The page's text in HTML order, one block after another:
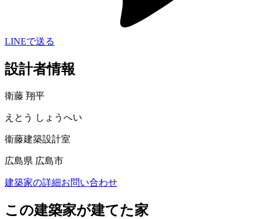
LINEで送る
設計者情報
衛藤 翔平
えとう しょうへい
衞藤建築設計室
広島県 広島市
建築家の詳細お問い合わせ
この建築家が建てた家